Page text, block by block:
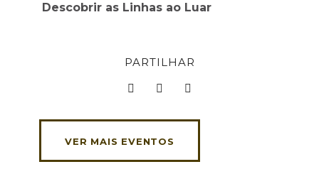
Descobrir as Linhas ao Luar
PARTILHAR
VER MAIS EVENTOS